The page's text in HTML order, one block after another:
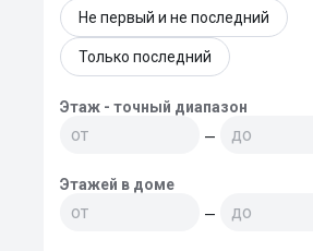
Не первый и не последний
Только последний
Этаж - точный диапазон
—
Этажей в доме
—